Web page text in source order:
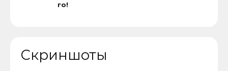
го!
Скриншоты